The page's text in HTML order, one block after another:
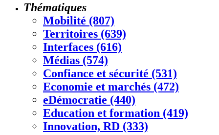
Thématiques
Mobilité (807)
Territoires (639)
Interfaces (616)
Médias (574)
Confiance et sécurité (531)
Economie et marchés (472)
eDémocratie (440)
Education et formation (419)
Innovation, RD (333)